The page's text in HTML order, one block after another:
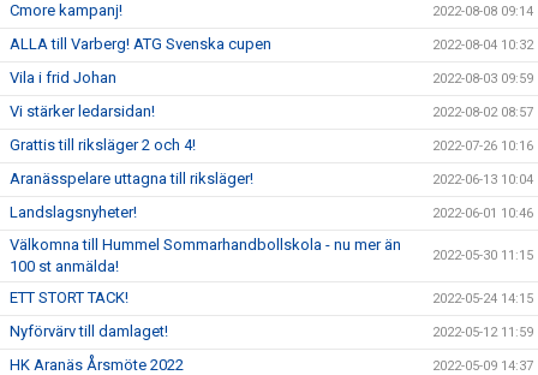
Cmore kampanj! 2022-08-08 09:14
ALLA till Varberg! ATG Svenska cupen 2022-08-04 10:32
Vila i frid Johan 2022-08-03 09:59
Vi stärker ledarsidan! 2022-08-02 08:57
Grattis till riksläger 2 och 4! 2022-07-26 10:16
Aranässpelare uttagna till riksläger! 2022-06-13 10:04
Landslagsnyheter! 2022-06-01 10:46
Välkomna till Hummel Sommarhandbollskola - nu mer än
100 st anmälda!
2022-05-30 11:15
ETT STORT TACK! 2022-05-24 14:15
Nyförvärv till damlaget! 2022-05-12 11:59
HK Aranäs Årsmöte 2022 2022-05-09 14:37